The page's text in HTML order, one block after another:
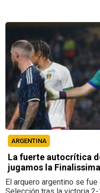
ARGENTINA
La fuerte autocrítica
jugamos la
El arquero argentino se